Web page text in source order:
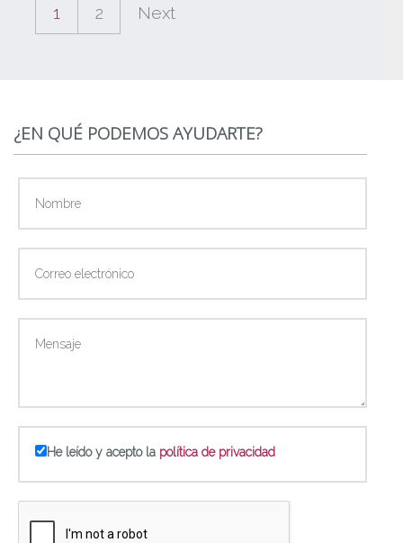
1 2 Next
¿EN QUÉ PODEMOS AYUDARTE?
He leído y acepto la política de privacidad